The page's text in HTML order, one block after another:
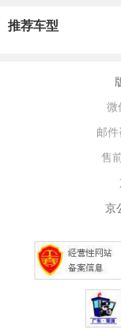
推荐车型
微
邮件
售
京